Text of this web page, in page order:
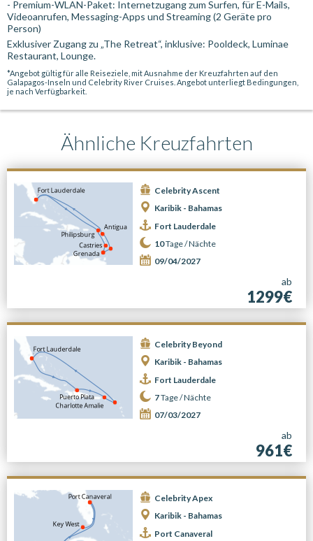
- Premium-WLAN-Paket: Internetzugang zum Surfen, für E-Mails,
Videoanrufen, Messaging-Apps und Streaming (2 Geräte pro
Person)
Exklusiver Zugang zu „The Retreat“, inklusive: Pooldeck, Luminae
Restaurant, Lounge.
*Angebot gültig für alle Reiseziele, mit Ausnahme der Kreuzfahrten auf den
Galapagos-Inseln und Celebrity River Cruises. Angebot unterliegt Bedingungen,
je nach Verfügbarkeit.
Ähnliche Kreuzfahrten
Celebrity Ascent
Karibik - Bahamas
Fort Lauderdale
10Tage /Nächte
09/04/2027
ab
1299€
Celebrity Beyond
Karibik - Bahamas
Fort Lauderdale
7Tage /Nächte
07/03/2027
ab
961€
Celebrity Apex
Karibik - Bahamas
Port Canaveral